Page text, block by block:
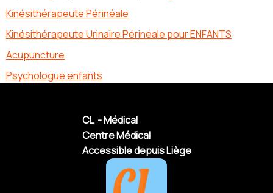
Kinésithérapeute Périnéale
Kinésithérapeute Urinaire Périnéale pour ENFANTS
Acupuncture
Psychologue enfants
CL - Médical
Centre Médical
Accessible depuis Liège